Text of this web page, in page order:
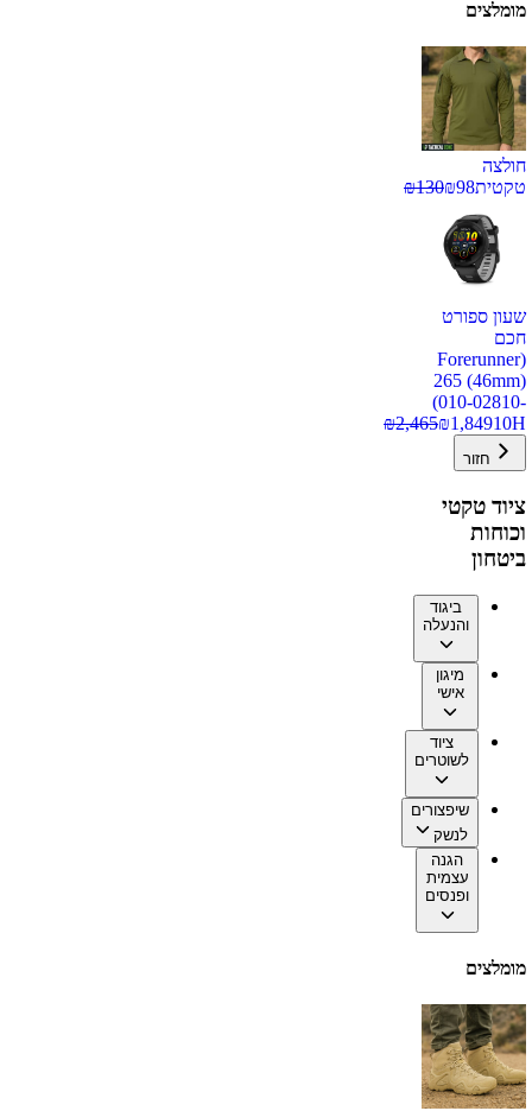
מומלצים
חולצה
טקטית
₪98
₪130
שעון ספורט
חכם
(Forerunner
265 (46mm)
(010-02810-
10H
₪1,849
₪2,465
חזור
ציוד טקטי
וכוחות
ביטחון
ביגוד
והנעלה
מיגון
אישי
ציוד
לשוטרים
שיפצורים
לנשק
הגנה
עצמית
ופנסים
מומלצים